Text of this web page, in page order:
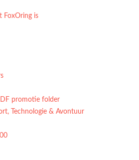
FoxOring is
promotie folder
Technologie & Avontuur